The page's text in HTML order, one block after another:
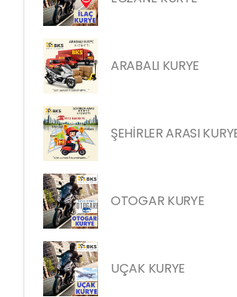
ARABALI KURYE
ŞEHİRLER ARASI
OTOGAR KURYE
UÇAK KURYE